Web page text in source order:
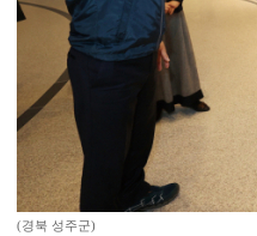
(경북 성주군)